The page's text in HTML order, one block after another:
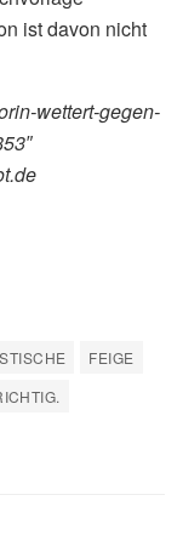
ist davon nicht
wettert-gegen-
FEIGE